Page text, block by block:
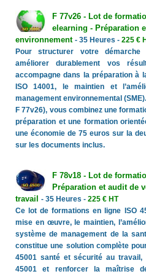
F 77v26 - Lot de
elearning - Préparation
environnement - 35 Heures - 225 €
Pour structurer votre démarche
améliorer durablement vos
accompagne dans la préparation à
ISO 14001, le maintien et
management environnemental
F 77v26), vous combinez une
préparation et une formation
une économie de 75 euros sur la
sur les documents inclus.
F 78v18 - Lot de
Préparation et audit de
travail
- 35 Heures - 225 € HT
Ce lot de formations en ligne ISO
mise en œuvre, le maintien,
système de management de la
constitue une solution complète
45001 santé et sécurité au travail,
45001 et renforcer la maîtrise